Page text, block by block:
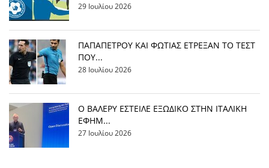
29 Ιουλίου 2026
ΠΑΠΑΠΕΤΡΟΥ ΚΑΙ ΦΩΤΙΑΣ ΕΤΡΕΞΑΝ ΤΟ ΤΕΣΤ
ΠΟΥ...
28 Ιουλίου 2026
Ο ΒΑΛΕΡΥ ΕΣΤΕΙΛΕ ΕΞΩΔΙΚΟ ΣΤΗΝ ΙΤΑΛΙΚΗ
ΕΦΗΜ...
27 Ιουλίου 2026